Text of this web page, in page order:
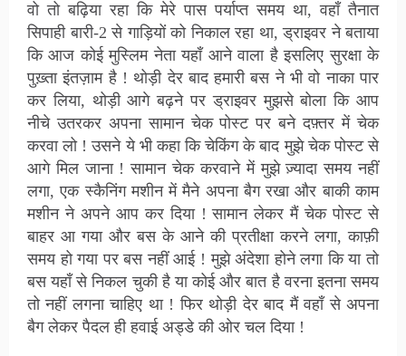
वो तो बढ़िया रहा कि मेरे पास पर्याप्त समय था, वहाँ तैनात
सिपाही बारी-2 से गाड़ियों को निकाल रहा था, ड्राइवर ने बताया
कि आज कोई मुस्लिम नेता यहाँ आने वाला है इसलिए सुरक्षा के
पुख़्ता इंतज़ाम है ! थोड़ी देर बाद हमारी बस ने भी वो नाका पार
कर लिया, थोड़ी आगे बढ़ने पर ड्राइवर मुझसे बोला कि आप
नीचे उतरकर अपना सामान चेक पोस्ट पर बने दफ़्तर में चेक
करवा लो ! उसने ये भी कहा कि चेकिंग के बाद मुझे चेक पोस्ट से
आगे मिल जाना ! सामान चेक करवाने में मुझे ज़्यादा समय नहीं
लगा, एक स्कैनिंग मशीन में मैने अपना बैग रखा और बाकी काम
मशीन ने अपने आप कर दिया ! सामान लेकर मैं चेक पोस्ट से
बाहर आ गया और बस के आने की प्रतीक्षा करने लगा, काफ़ी
समय हो गया पर बस नहीं आई ! मुझे अंदेशा होने लगा कि या तो
बस यहाँ से निकल चुकी है या कोई और बात है वरना इतना समय
तो नहीं लगना चाहिए था ! फिर थोड़ी देर बाद मैं वहाँ से अपना
बैग लेकर पैदल ही हवाई अड्डे की ओर चल दिया !